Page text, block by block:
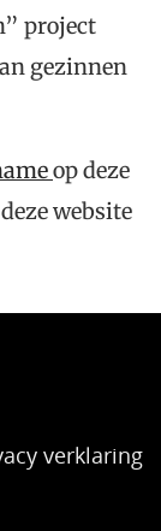
project
gezinnen
op deze
website
verklaring